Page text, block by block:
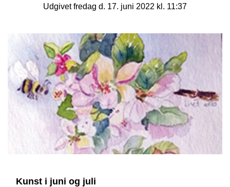
Udgivet fredag d. 17. juni 2022 kl. 11:37
Kunst i juni og juli